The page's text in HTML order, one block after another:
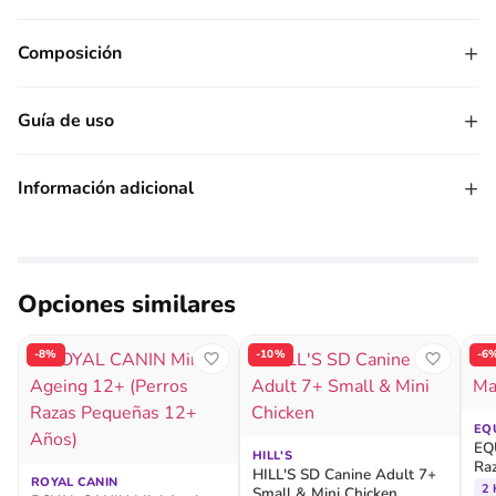
Composición +
Guía de uso +
Información adicional +
Opciones similares
-8%
ROYAL CANIN
-10%
HILL'S
HILL'S SD Canine Adult 7+
-
2